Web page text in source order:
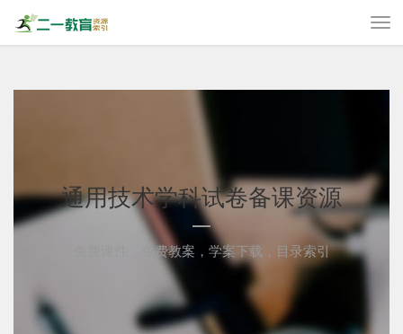
通用技术学科试卷备课资源
免费课件，免费教案，学案下载，目录索引